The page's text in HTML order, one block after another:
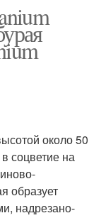
около 50
соцветие на
образует
надрезано-